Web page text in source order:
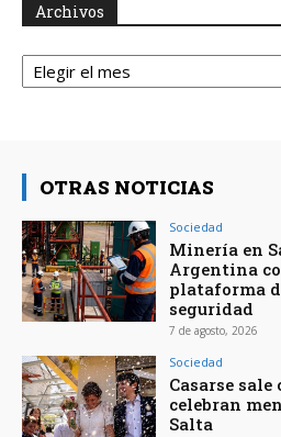
Archivos
Archivos
OTRAS NOTICIAS
Sociedad
Minería en
Argentina
plataforma
seguridad
7 de agosto, 2026
Sociedad
Casarse sale
celebran
Salta